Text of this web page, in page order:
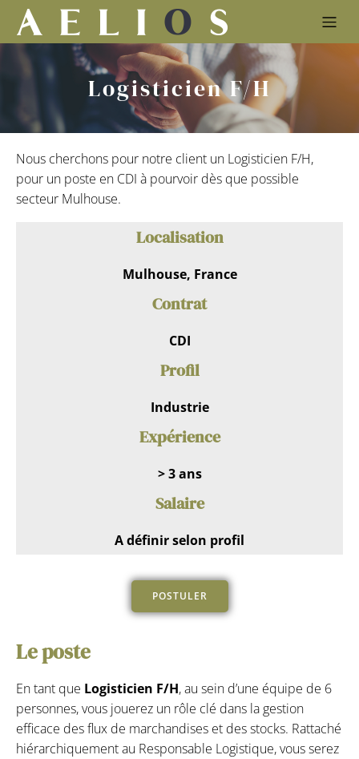
Logisticien F/H
Nous cherchons pour notre client un Logisticien F/H,
pour un poste en CDI à pourvoir dès que possible
secteur Mulhouse.
Localisation
Mulhouse, France
Contrat
CDI
Profil
Industrie
Expérience
> 3 ans
Salaire
A définir selon profil
POSTULER
Le poste
En tant que Logisticien F/H, au sein d’une équipe de 6
personnes, vous jouerez un rôle clé dans la gestion
efficace des flux de marchandises et des stocks. Rattaché
hiérarchiquement au Responsable Logistique, vous serez